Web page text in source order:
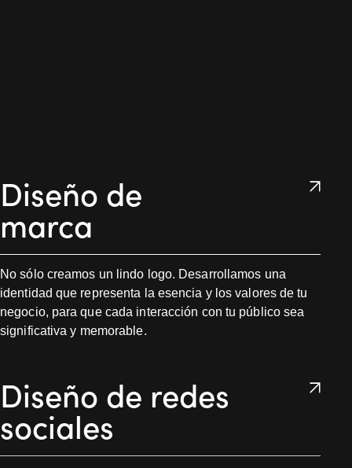
Diseño de
marca
No sólo creamos un lindo logo. Desarrollamos una
identidad que representa la esencia y los valores de tu
negocio, para que cada interacción con tu público sea
significativa y memorable.
Diseño de redes
sociales